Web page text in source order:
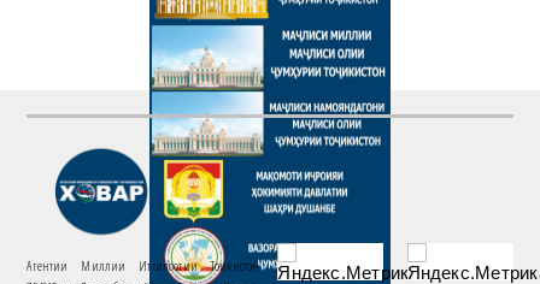
Агентии Миллии Иттилоотии Тоҷикистон